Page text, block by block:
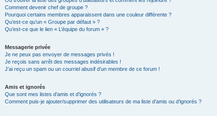
Comment devenir chef de groupe ?
Pourquoi certains membres apparaissent dans une couleur différente ?
Qu’est-ce qu’un « Groupe par défaut » ?
Qu’est-ce que le lien « L’équipe du forum » ?
Messagerie privée
Je ne peux pas envoyer de messages privés !
Je reçois sans arrêt des messages indésirables !
J’ai reçu un spam ou un courriel abusif d’un membre de ce forum !
Amis et ignorés
Que sont mes listes d’amis et d’ignorés ?
Comment puis-je ajouter/supprimer des utilisateurs de ma liste d’amis ou d’ignorés ?